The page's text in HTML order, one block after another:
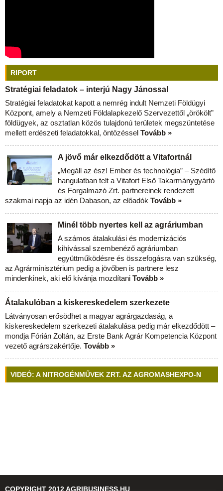
RIPORT
Stratégiai feladatok – interjú Nagy Jánossal
Stratégiai feladatokat kapott a nemrég indult Nemzeti Földügyi
Központ, amely a Nemzeti Földalapkezelő Szervezettől „örökölt”
földügyek, az osztatlan közös tulajdonú területek megszüntetése
mellett erdészeti feladatokkal, öntözéssel Tovább »
A jövő már elkezdődött a Vitafortnál
„Megáll az ész! Ember és technológia” – Szédítő
hangulatban telt a Vitafort Első Takarmánygyártó
és Forgalmazó Zrt. partnereinek rendezett
szakmai napja az idén Dabason, az előadók Tovább »
Minél több nyertes kell az agráriumban
A számos átalakulási és modernizációs
kihívással szembenéző agráriumban
együttműködésre és összefogásra van szükség,
az Agrárminisztérium pedig a jövőben is partnere lesz
mindenkinek, aki elő kívánja mozdítani Tovább »
Átalakulóban a kiskereskedelem szerkezete
Látványosan erősödhet a magyar agrárgazdaság, a
kiskereskedelem szerkezeti átalakulása pedig már elkezdődött –
mondja Fórián Zoltán, az Erste Bank Agrár Kompetencia Központ
vezető agrárszakértője. Tovább »
VIDEÓ: A NITROGÉNMŰVEK ZRT. AZ AGROMASHEXPO-N
COPYRIGHT 2012 AGRIBUSINESS.HU